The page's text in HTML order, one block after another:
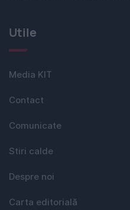
Utile
Media KIT
Contact
Comunicate
Stiri calde
Despre noi
Carta editorială